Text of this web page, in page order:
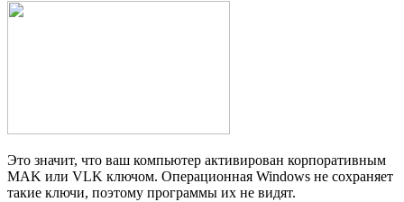
Это значит, что ваш компьютер активирован корпоративным
MAK или VLK ключом. Операционная Windows не сохраняет
такие ключи, поэтому программы их не видят.